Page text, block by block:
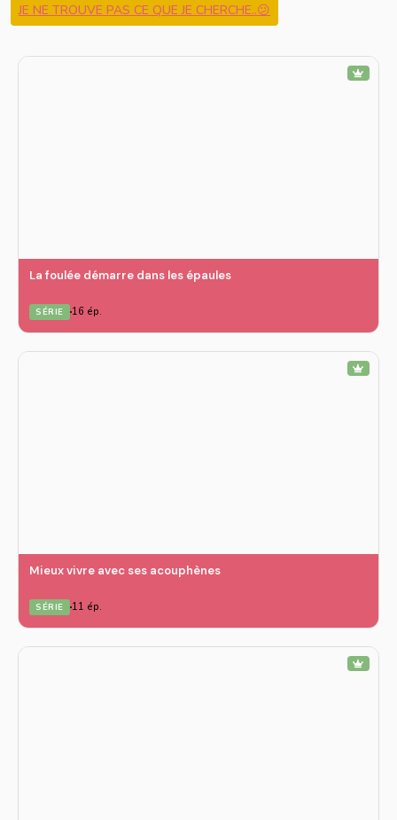
JE NE TROUVE PAS CE QUE JE CHERCHE..😕
La foulée démarre dans les épaules
SÉRIE 16 ép.
Mieux vivre avec ses acouphènes
SÉRIE 11 ép.